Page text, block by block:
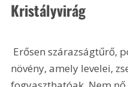
Kristályvirág
növény, amely levelei,